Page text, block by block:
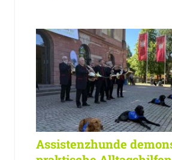
Assistenzhunde